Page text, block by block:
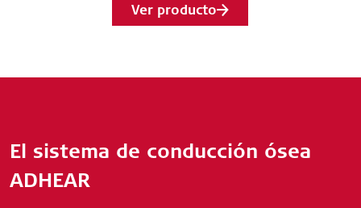
Ver producto
El sistema de conducción ósea
ADHEAR